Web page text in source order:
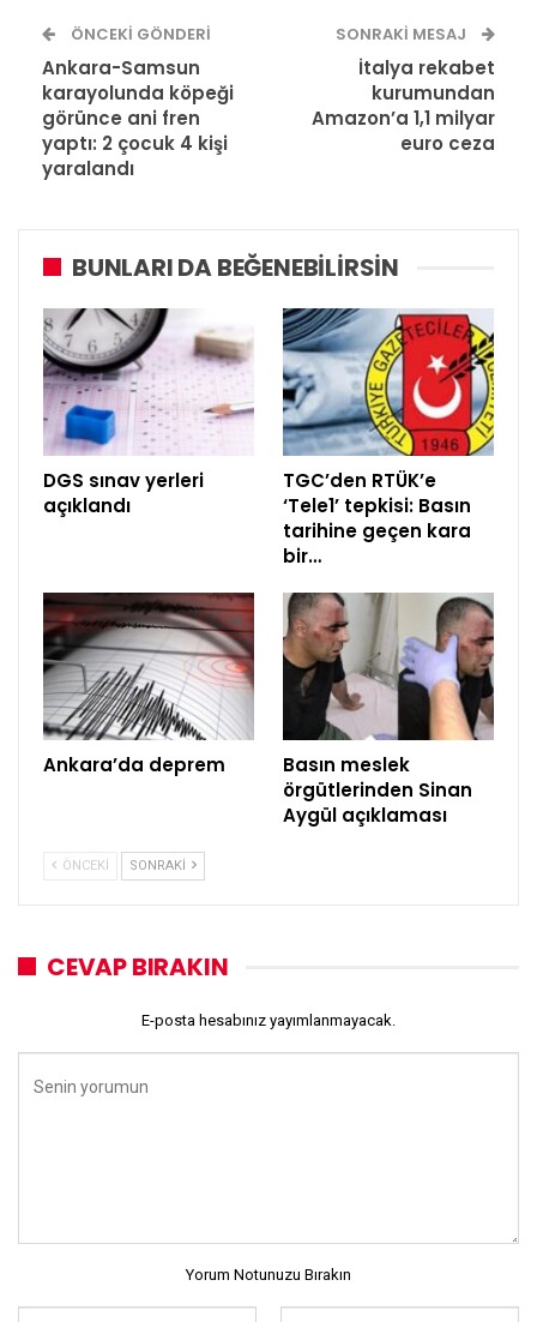
ÖNCEKI GÖNDERI
Ankara-Samsun
karayolunda köpeği
görünce ani fren
yaptı: 2 çocuk 4 kişi
yaralandı
SONRAKI MESAJ
İtalya rekabet
kurumundan
Amazon’a 1,1 milyar
euro ceza
BUNLARI DA BEĞENEBILIRSIN
DGS sınav yerleri
açıklandı
TGC’den RTÜK’e
‘Tele1’ tepkisi: Basın
tarihine geçen kara
bir…
Ankara’da deprem
Basın meslek
örgütlerinden Sinan
Aygül açıklaması
ÖNCEKI SONRAKI
CEVAP BIRAKIN
E-posta hesabınız yayımlanmayacak.
Yorum Notunuzu Bırakın